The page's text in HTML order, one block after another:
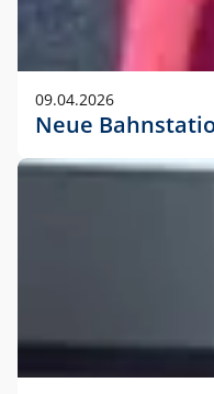
09.04.2026
Neue